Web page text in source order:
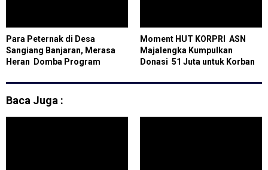
Para Peternak di Desa
Sangiang Banjaran, Merasa
Heran Domba Program
Didistribusikan Diambil Lagi
oleh Pemdes
Moment HUT KORPRI ASN
Majalengka Kumpulkan
Donasi 51 Juta untuk Korban
Sumatera.
Baca Juga :